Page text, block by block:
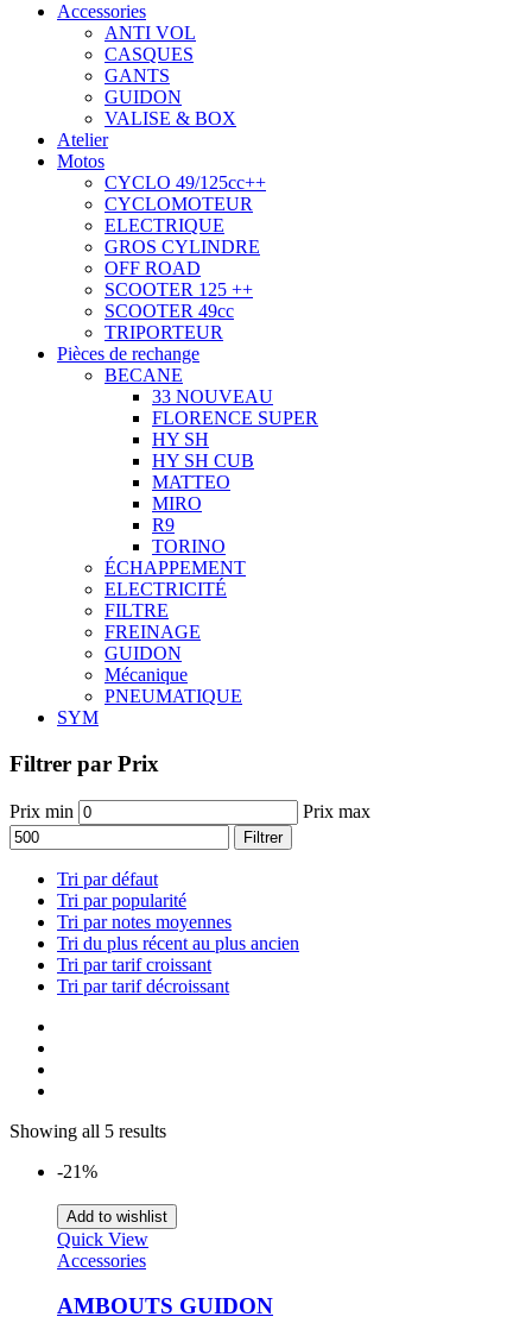
Accessories
ANTI VOL
CASQUES
GANTS
GUIDON
VALISE & BOX
Atelier
Motos
CYCLO 49/125cc++
CYCLOMOTEUR
ELECTRIQUE
GROS CYLINDRE
OFF ROAD
SCOOTER 125 ++
SCOOTER 49cc
TRIPORTEUR
Pièces de rechange
BECANE
33 NOUVEAU
FLORENCE SUPER
HY SH
HY SH CUB
MATTEO
MIRO
R9
TORINO
ÉCHAPPEMENT
ELECTRICITÉ
FILTRE
FREINAGE
GUIDON
Mécanique
PNEUMATIQUE
SYM
Filtrer par Prix
Prix min Prix max
Filtrer
Tri par défaut
Tri par popularité
Tri par notes moyennes
Tri du plus récent au plus ancien
Tri par tarif croissant
Tri par tarif décroissant
Showing all 5 results
-21%
Add to wishlist
Quick View
Accessories
AMBOUTS GUIDON